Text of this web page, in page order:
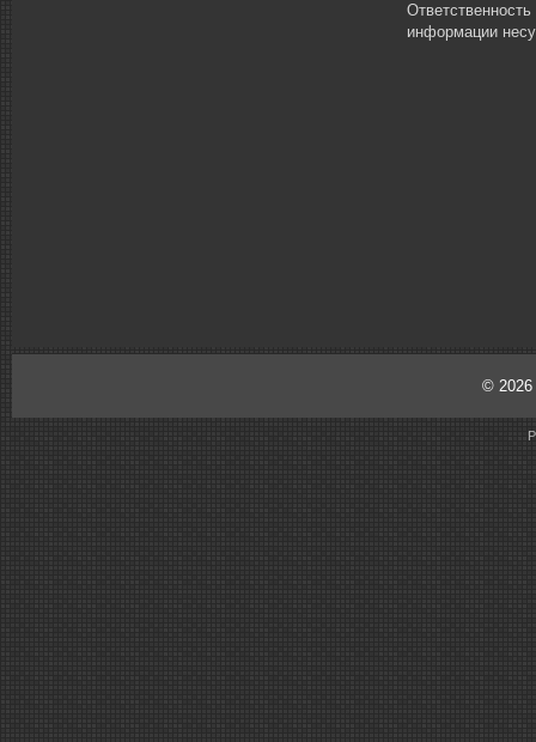
информации
© 2026